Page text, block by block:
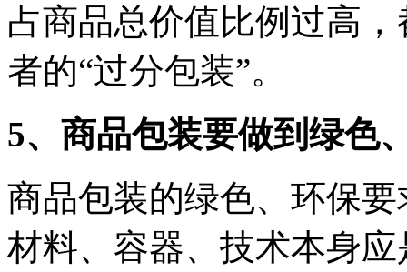
占商品总价值比例过高
者的“过分包装”。
5、商品包装要做到绿色
商品包装的绿色、环保
材料、容器、技术本身